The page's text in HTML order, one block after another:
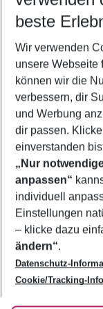
2 Erwachsene
Footer
Footer navigation
Über uns
AGB
Bestpreisgarantie
Cookie-
Cookie-Richtlinie
Agenturbetreuung
Barrierefreies
Folge uns
beste
Wir verwenden
unsere Webseite
können wir die
verbessern, dir
und Werbung
dir passen.
einverstanden
„Nur
anpassen“
individuell
Einstellungen
– klicke dazu
ändern“.
Datenschutz-
Cookie/Tracking-